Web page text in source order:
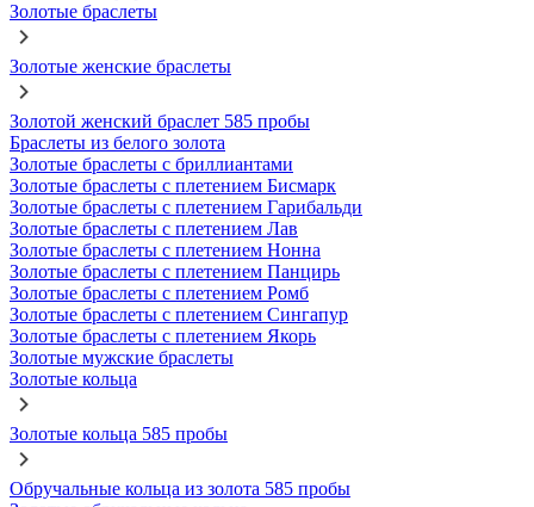
Золотые браслеты
Золотые женские браслеты
Золотой женский браслет 585 пробы
Браслеты из белого золота
Золотые браслеты с бриллиантами
Золотые браслеты с плетением Бисмарк
Золотые браслеты с плетением Гарибальди
Золотые браслеты с плетением Лав
Золотые браслеты с плетением Нонна
Золотые браслеты с плетением Панцирь
Золотые браслеты с плетением Ромб
Золотые браслеты с плетением Сингапур
Золотые браслеты с плетением Якорь
Золотые мужские браслеты
Золотые кольца
Золотые кольца 585 пробы
Обручальные кольца из золота 585 пробы